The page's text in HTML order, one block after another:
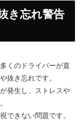
き忘れ警告
くのドライバーが直
抜き忘れです。
発生し、ストレスや
できない問題です。